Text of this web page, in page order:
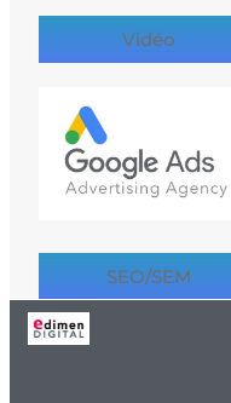
Vidéo
SEO/SEM